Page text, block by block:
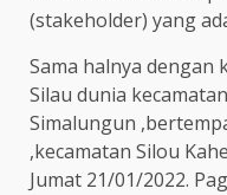
(stakeholder) yang
Sama halnya dengan
Silau dunia
Simalungun
,kecamatan Silou
Jumat 21/01/2022.